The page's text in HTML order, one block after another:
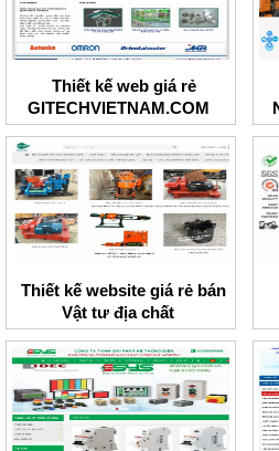
Thiết kế web giá rẻ
GITECHVIETNAM.COM
Thiết kế website giá rẻ bán
Vật tư địa chất